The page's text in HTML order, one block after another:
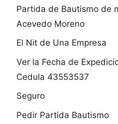
Partida de Bautismo de
Acevedo Moreno
El Nit de Una Empresa
Ver la Fecha de
Cedula 43553537
Seguro
Pedir Partida Bautismo